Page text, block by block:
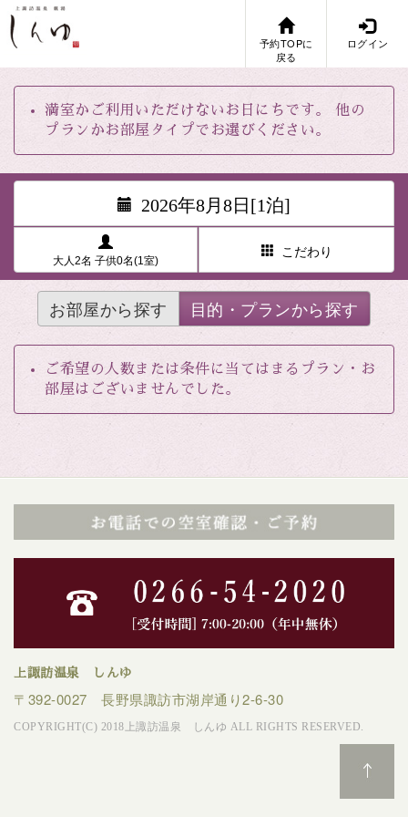
予約TOPに
戻る
ログイン
満室かご利用いただけないお日にちです。 他の
プランかお部屋タイプでお選びください。
2026年8月8日[1泊]
大人2名 子供0名(1室)
こだわり
お部屋から探す 目的・プランから探す
ご希望の人数または条件に当てはまるプラン・お
部屋はございませんでした。
上諏訪温泉 しんゆ
〒392-0027 長野県諏訪市湖岸通り2-6-30
COPYRIGHT(C) 2018上諏訪温泉 しんゆ ALL RIGHTS RESERVED.